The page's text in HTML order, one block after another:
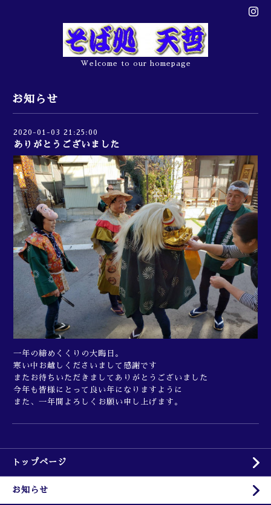
Welcome to our homepage
お知らせ
2020-01-03 21:25:00
ありがとうございました
一年の締めくくりの大晦日。
寒い中お越しくださいまして感謝です
またお待ちいただきましてありがとうございました
今年も皆様にとって良い年になりますように
また、一年間よろしくお願い申し上げます。
トップページ
お知らせ